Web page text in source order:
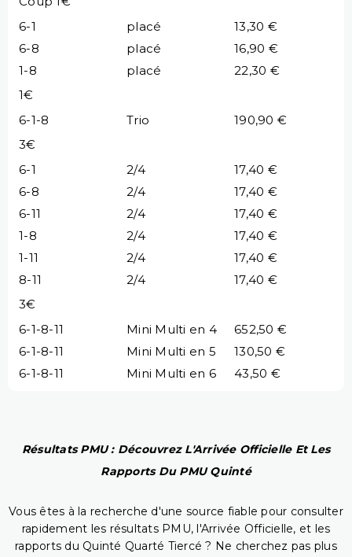
6-1
placé
13,30 €
6-8
placé
16,90 €
1-8
placé
22,30 €
1€
6-1-8
Trio
190,90 €
3€
6-1
2/4
17,40 €
6-8
2/4
17,40 €
6-11
2/4
17,40 €
1-8
2/4
17,40 €
1-11
2/4
17,40 €
8-11
2/4
17,40 €
3€
6-1-8-11
Mini Multi en 4
652,50 €
6-1-8-11
Mini Multi en 5
130,50 €
6-1-8-11
Mini Multi en 6 43,50 €
Résultats PMU : Découvrez L'Arrivée Officielle Et Les
Rapports Du PMU Quinté
Vous êtes à la recherche d'une source fiable pour consulter
rapidement les résultats PMU, l'Arrivée Officielle, et les
rapports du Quinté Quarté Tiercé ? Ne cherchez pas plus